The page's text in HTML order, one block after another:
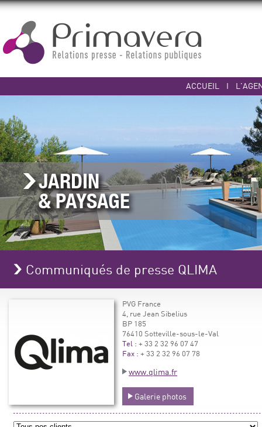
ACCUEIL I
Communiqués de presse QLIMA
PVG France
4, rue Jean Sibelius
BP 185
76410 Sotteville-sous-le-Val
Tel : + 33 2 32 96 07 47
Fax : + 33 2 32 96 07 78
www.qlima.fr
Galerie photos